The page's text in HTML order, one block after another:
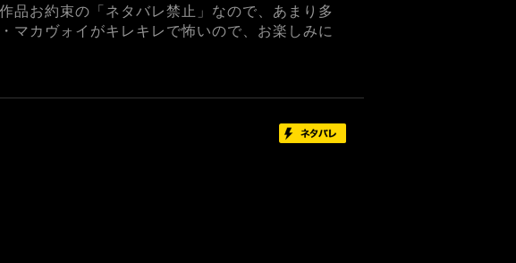
品お約束の「ネタバレ禁止」なので、あまり多
マカヴォイがキレキレで怖いので、お楽しみに